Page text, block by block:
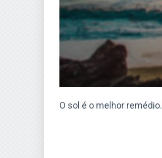
O sol é o melhor remédio.